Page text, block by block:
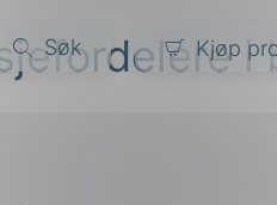
Søk Kjøpi